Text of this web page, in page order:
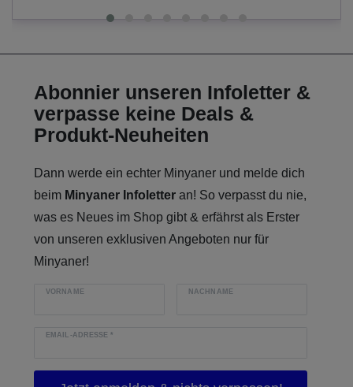
Abonnier unseren Infoletter &
verpasse keine Deals &
Produkt-Neuheiten
Dann werde ein echter Minyaner und melde dich
beim Minyaner Infoletter an! So verpasst du nie,
was es Neues im Shop gibt & erfährst als Erster
von unseren exklusiven Angeboten nur für
Minyaner!
VORNAME NACHNAME
EMAIL-ADRESSE*